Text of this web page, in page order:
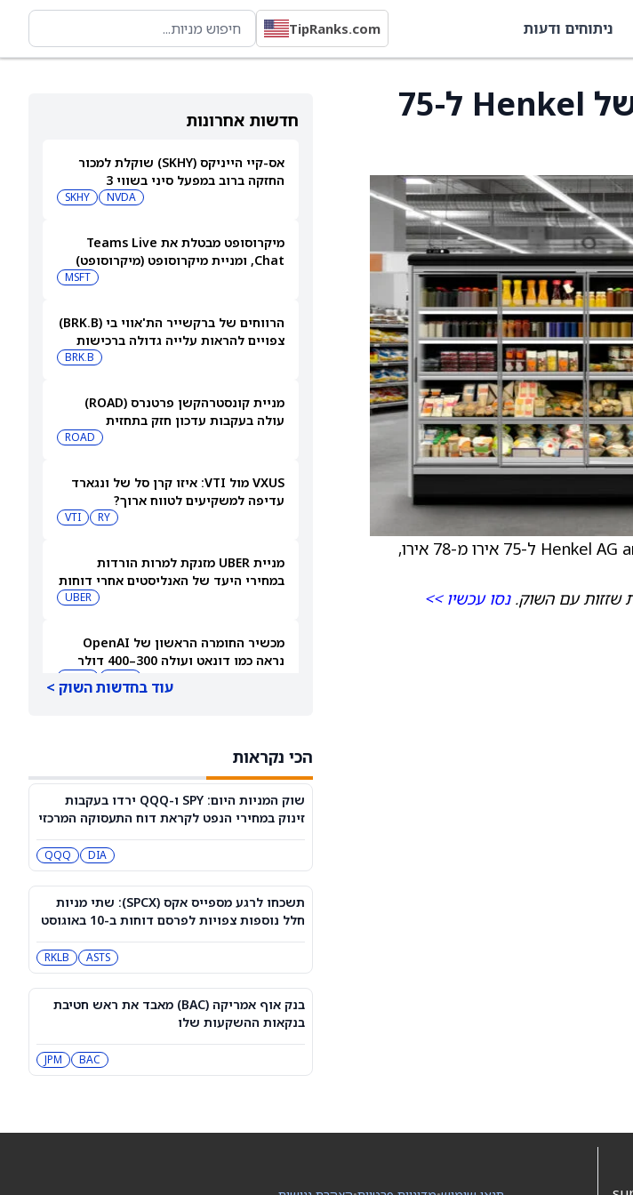
ניתוחים ודעות TipRanks.com
חדשות אחרונות
אס-קיי הייניקס (SKHY) שוקלת למכור
החזקה ברוב במפעל סיני בשווי 3
NVDA
SKHY
מיקרוסופט מבטלת את Teams Live
Chat, ומניית מיקרוסופט (מיקרוסופט)
MSFT
הרווחים של ברקשייר הת'אווי בי (BRK.B)
צפויים להראות עלייה גדולה ברכישות
BRK.B
מניית קונסטרהקשן פרטנרס (ROAD)
עולה בעקבות עדכון חזק בתחזית
ROAD
VXUS מול VTI: איזו קרן סל של ונגארד
עדיפה למשקיעים לטווח ארוך?
RY
VTI
מניית UBER מזנקת למרות הורדות
במחירי היעד של האנליסטים אחרי דוחות
UBER
מכשיר החומרה הראשון של OpenAI
נראה כמו דונאט ועולה 300–400 דולר
דאו ג'ונס היום: ה-DJIA מטפס קלות אחרי
שדוח התעסוקה הפחית את הסיכוי
להעלאת ריבית
DIA
QQQ
האם מניית ספייס אקס יכולה להגיע
ל-800 דולר? הנה מה שהאנליסט הבכיר
הזה מצפה
SPCX
למה מניית Healthy Choice Wellness
הירידה ב-3 מניות הקוונטים האלה נראית
QBTS
QUBT
עוד בחדשות השוק >
הכי נקראות
שוק המניות היום: SPY ו-QQQ ירדו בעקבות
זינוק במחירי הנפט לקראת דוח התעסוקה המרכזי
DIA
QQQ
תשכחו לרגע מספייס אקס (SPCX): שתי מניות
חלל נוספות צפויות לפרסם דוחות ב-10 באוגוסט
ASTS
RKLB
בנק אוף אמריקה (BAC) מאבד את ראש חטיבת
בנקאות ההשקעות שלו
BAC
JPM
RBC קפיטל הוריד את מחיר היעד של Henkel ל-75
) ל-75 אירו מ-78 אירו,
שזזות עם השוק.נסו עכשיו >>